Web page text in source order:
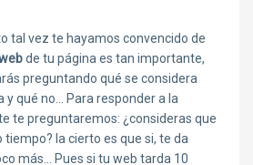
tal vez te hayamos convencido de
de tu página es tan importante,
preguntando qué se considera
y qué no… Para responder a la
te preguntaremos: ¿consideras que
tiempo? la cierto es que si, te da
más… Pues si tu web tarda 10